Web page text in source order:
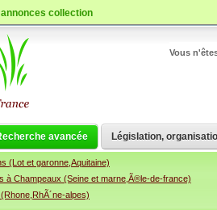
Vous
avancée Législation,
(Lot et garonne,Aquitaine)
à Champeaux (Seine et marne,Ã®le-de-france)
alpes)
annonces collection